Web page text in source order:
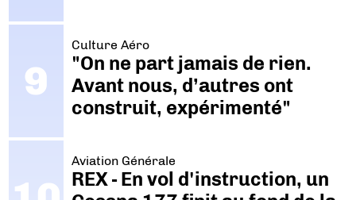
Culture Aéro
"On ne part jamais de rien.
Avant nous, d’autres ont
construit, expérimenté"
Aviation Générale
REX - En vol d'instruction, un